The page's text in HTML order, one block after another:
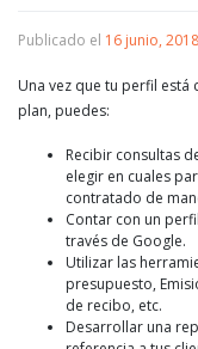
Publicado el 16 junio, 2018
Una vez que tu perfil está
plan, puedes:
Recibir consultas
elegir en cuales
contratado de
Contar con un
través de Google.
Utilizar las
presupuesto,
de recibo, etc.
Desarrollar una